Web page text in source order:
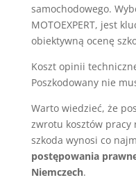
samochodowego.
MOTOEXPERT, jest
obiektywną ocenę
Koszt opinii
Poszkodowany nie
Warto wiedzieć, że
zwrotu kosztów pracy
szkoda wynosi co
postępowania
Niemczech.